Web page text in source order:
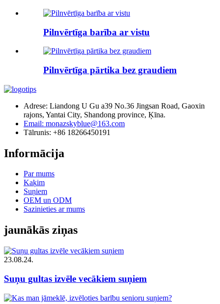
Pilnvērtīga barība ar vistu
Pilnvērtīga pārtika bez graudiem
Adrese: Liandong U Gu a39 No.36 Jingsan Road, Gaoxin
rajons, Yantai City, Shandong province, Ķīna.
Email: monazskyblue@163.com
Tālrunis: +86 18266450191
Informācija
Par mums
Kaķim
Suņiem
OEM un ODM
Sazinieties ar mums
jaunākās ziņas
23.08.24.
Suņu gultas izvēle vecākiem suņiem